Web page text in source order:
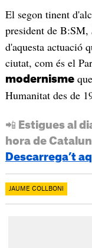
El segon tinent
president de B:SM,
d'aquesta actuació
ciutat, com és el
modernisme
Humanitat des de
📲 Estigues al
hora de
Descarrega’t
JAUME COLLBONI